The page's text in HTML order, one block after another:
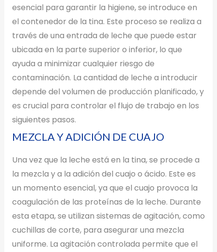
esencial para garantir la higiene, se introduce en
el contenedor de la tina. Este proceso se realiza a
través de una entrada de leche que puede estar
ubicada en la parte superior o inferior, lo que
ayuda a minimizar cualquier riesgo de
contaminación. La cantidad de leche a introducir
depende del volumen de producción planificado, y
es crucial para controlar el flujo de trabajo en los
siguientes pasos.
MEZCLA Y ADICIÓN DE CUAJO
Una vez que la leche está en la tina, se procede a
la mezcla y a la adición del cuajo o ácido. Este es
un momento esencial, ya que el cuajo provoca la
coagulación de las proteínas de la leche. Durante
esta etapa, se utilizan sistemas de agitación, como
cuchillas de corte, para asegurar una mezcla
uniforme. La agitación controlada permite que el